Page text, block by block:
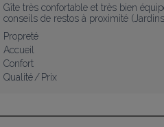
Gîte très confortable et très bien
conseils de restos à proximité
Propreté
Accueil
Confort
Qualité / Prix